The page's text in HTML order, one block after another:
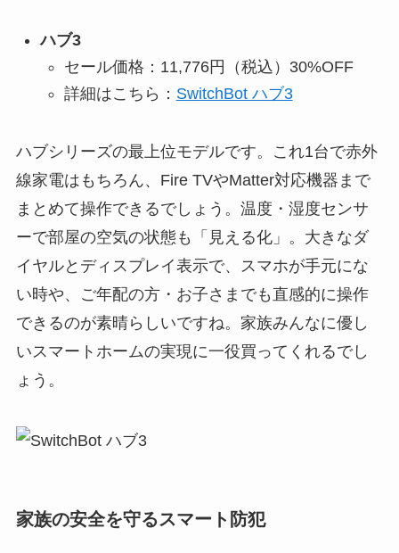
ハブ3
セール価格：11,776円（税込）30%OFF
詳細はこちら： SwitchBot ハブ3
ハブシリーズの最上位モデルです。これ1台で赤外
線家電はもちろん、Fire TVやMatter対応機器まで
まとめて操作できるでしょう。温度・湿度センサ
ーで部屋の空気の状態も「見える化」。大きなダ
イヤルとディスプレイ表示で、スマホが手元にな
い時や、ご年配の方・お子さまでも直感的に操作
できるのが素晴らしいですね。家族みんなに優し
いスマートホームの実現に一役買ってくれるでし
ょう。
家族の安全を守るスマート防犯